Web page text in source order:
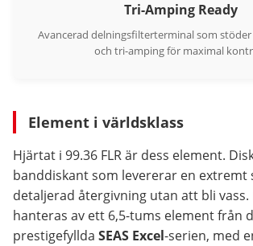
Tri-Amping Ready
Avancerad delningsfilterterminal som
och tri-amping för maximal
Element i världsklass
Hjärtat i 99.36 FLR är dess element.
banddiskant som levererar en extremt
detaljerad återgivning utan att bli
hanteras av ett 6,5-tums element från
prestigefyllda SEAS Excel-serien, med